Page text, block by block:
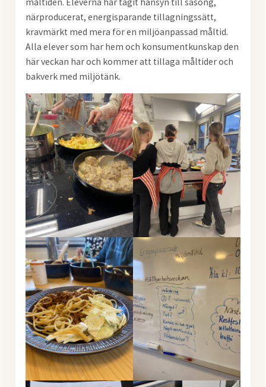
närproducerat, energisparande tillagningssätt,
kravmärkt med mera för en miljöanpassad måltid.
Alla elever som har hem och konsumentkunskap den
här veckan har och kommer att tillaga måltider och
bakverk med miljötänk.